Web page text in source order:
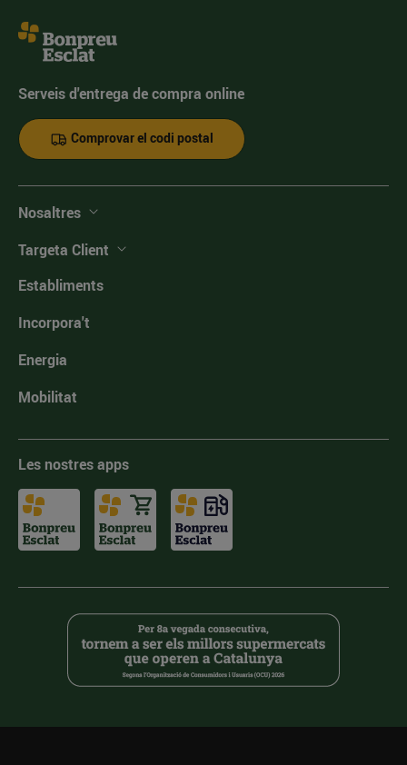
Serveis d'entrega de compra online
Comprovar el codi postal
Nosaltres
Targeta Client
Establiments
Incorpora't
Energia
Mobilitat
Les nostres apps